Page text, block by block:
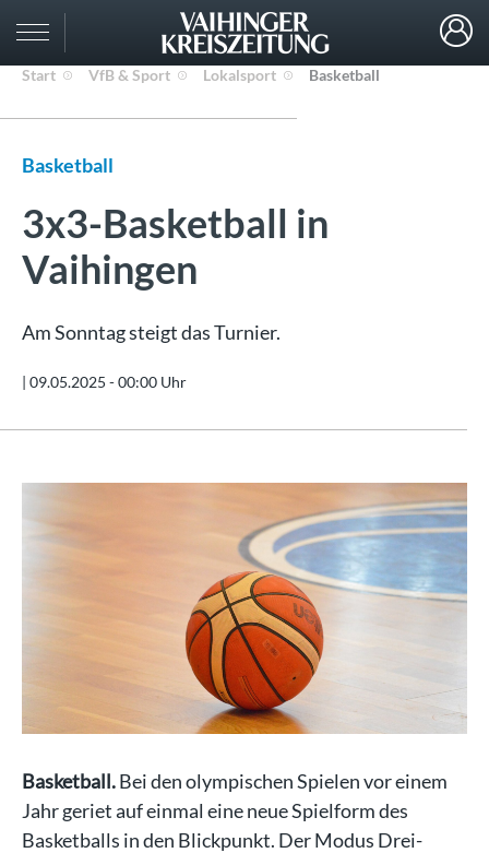
Start VfB & Sport Lokalsport Basketball
Basketball
3x3-Basketball in
Vaihingen
Am Sonntag steigt das Turnier.
| 09.05.2025 - 00:00 Uhr
Basketball.Bei den olympischen Spielen vor einem
Jahr geriet auf einmal eine neue Spielform des
Basketballs in den Blickpunkt. Der Modus Drei-